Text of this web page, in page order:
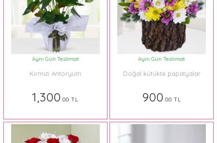
Aynı Gün Teslimat
Kırmızı Antoryum
1,300.00 TL
Aynı Gün Teslimat
Doğal kütükte papatyalar
900.00 TL